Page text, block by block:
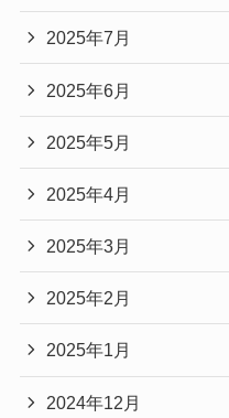
2025年7月
2025年6月
2025年5月
2025年4月
2025年3月
2025年2月
2025年1月
2024年12月